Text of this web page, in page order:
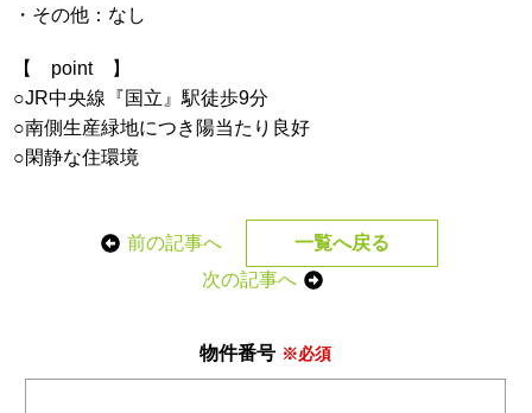
・その他：なし
【 point 】
○JR中央線『国立』駅徒歩9分
○南側生産緑地につき陽当たり良好
○閑静な住環境
前の記事へ
一覧へ戻る
次の記事へ
物件番号 ※必須